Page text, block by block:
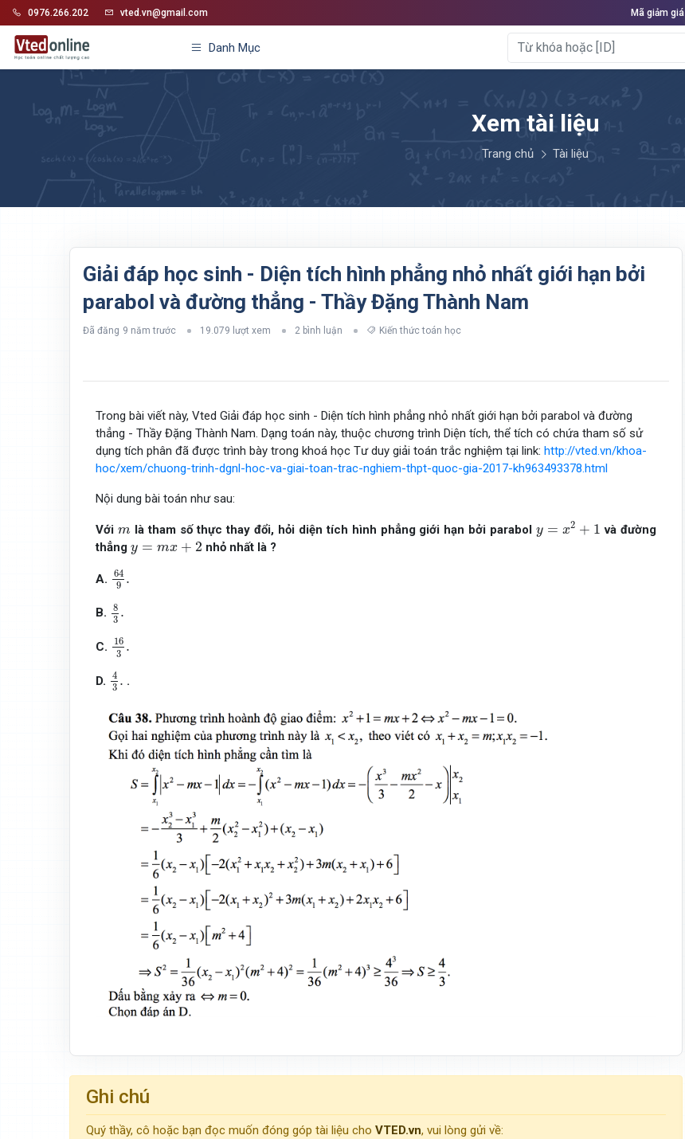
0976.266.202 vted.vn@gmail.com Mã giảm giá
Danh Mục
Xem tài liệu
Trang chủ Tài liệu
Giải đáp học sinh - Diện tích hình phẳng nhỏ nhất giới hạn bởi
parabol và đường thẳng - Thầy Đặng Thành Nam
Đã đăng 9 năm trước 19.079 lượt xem 2 bình luận Kiến thức toán học
Trong bài viết này, Vted Giải đáp học sinh - Diện tích hình phẳng nhỏ nhất giới hạn bởi parabol và đường
thẳng - Thầy Đặng Thành Nam. Dạng toán này, thuộc chương trình Diện tích, thể tích có chứa tham số sử
dụng tích phân đã được trình bày trong khoá học Tư duy giải toán trắc nghiệm tại link: http://vted.vn/khoa-
hoc/xem/chuong-trinh-dgnl-hoc-va-giai-toan-trac-nghiem-thpt-quoc-gia-2017-kh963493378.html
Nội dung bài toán như sau:
Với m
mlà tham số thực thay đổi, hỏi diện tích hình phẳng giới hạn bởi paraboly = x2 + 1
+1
và đường
thẳng y = mx + 2
y= x+2 nhỏ nhất là ?
A.
64
9 .
64
B.
8
3 .
8
C.
16
3 .
16
D.
4
3 .
4
.
Ghi chú
Quý thầy, cô hoặc bạn đọc muốn đóng góp tài liệu cho VTED.vn, vui lòng gửi về: